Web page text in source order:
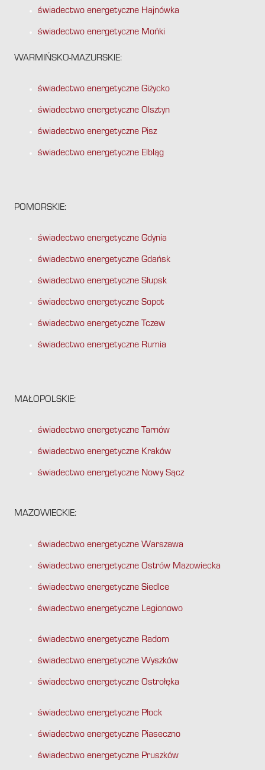
świadectwo energetyczne Hajnówka
świadectwo energetyczne Mońki
WARMIŃSKO-MAZURSKIE:
świadectwo energetyczne Giżycko
świadectwo energetyczne Olsztyn
świadectwo energetyczne Pisz
świadectwo energetyczne Elbląg
POMORSKIE:
świadectwo energetyczne Gdynia
świadectwo energetyczne Gdańsk
świadectwo energetyczne Słupsk
świadectwo energetyczne Sopot
świadectwo energetyczne Tczew
świadectwo energetyczne Rumia
MAŁOPOLSKIE:
świadectwo energetyczne Tarnów
świadectwo energetyczne Kraków
świadectwo energetyczne Nowy Sącz
MAZOWIECKIE:
świadectwo energetyczne Warszawa
świadectwo energetyczne Ostrów Mazowiecka
świadectwo energetyczne Siedlce
świadectwo energetyczne Legionowo
świadectwo energetyczne Radom
świadectwo energetyczne Wyszków
świadectwo energetyczne Ostrołęka
świadectwo energetyczne Płock
świadectwo energetyczne Piaseczno
świadectwo energetyczne Pruszków